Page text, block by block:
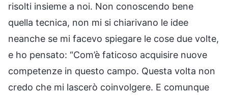
risolti insieme a noi. Non conoscendo bene
quella tecnica, non mi si chiarivano le idee
neanche se mi facevo spiegare le cose due volte,
e ho pensato: “Com’è faticoso acquisire nuove
competenze in questo campo. Questa volta non
credo che mi lascerò coinvolgere. E comunque